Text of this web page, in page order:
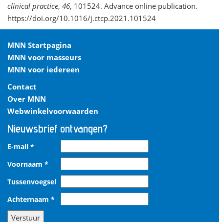
clinical practice, 46, 101524. Advance online publication.
https://doi.org/10.1016/j.ctcp.2021.101524
MNN Startpagina
MNN voor masseurs
MNN voor iedereen
Contact
Over MNN
Webwinkelvoorwaarden
Nieuwsbrief ontvangen?
E-mail *
Voornaam *
Tussenvoegsel
Achternaam *